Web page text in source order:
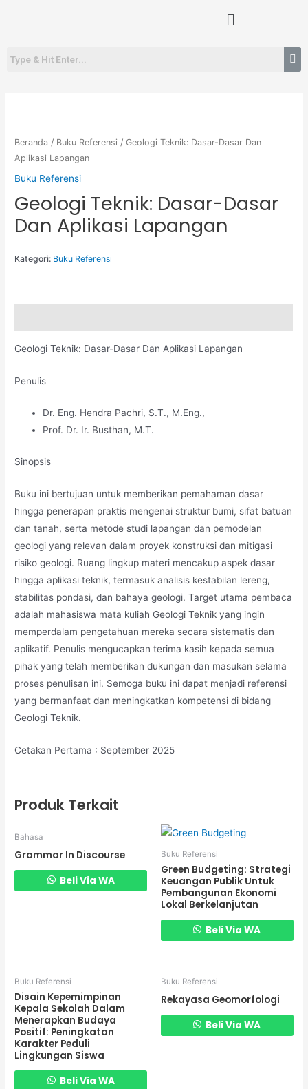
Menu
Beranda / Buku Referensi / Geologi Teknik: Dasar-Dasar Dan
Aplikasi Lapangan
Buku Referensi
Geologi Teknik: Dasar-Dasar
Dan Aplikasi Lapangan
Kategori: Buku Referensi
Geologi Teknik: Dasar-Dasar Dan Aplikasi Lapangan
Penulis
Dr. Eng. Hendra Pachri, S.T., M.Eng.,
Prof. Dr. Ir. Busthan, M.T.
Sinopsis
Buku ini bertujuan untuk memberikan pemahaman dasar
hingga penerapan praktis mengenai struktur bumi, sifat batuan
dan tanah, serta metode studi lapangan dan pemodelan
geologi yang relevan dalam proyek konstruksi dan mitigasi
risiko geologi. Ruang lingkup materi mencakup aspek dasar
hingga aplikasi teknik, termasuk analisis kestabilan lereng,
stabilitas pondasi, dan bahaya geologi. Target utama pembaca
adalah mahasiswa mata kuliah Geologi Teknik yang ingin
memperdalam pengetahuan mereka secara sistematis dan
aplikatif. Penulis mengucapkan terima kasih kepada semua
pihak yang telah memberikan dukungan dan masukan selama
proses penulisan ini. Semoga buku ini dapat menjadi referensi
yang bermanfaat dan meningkatkan kompetensi di bidang
Geologi Teknik.
Cetakan Pertama : September 2025
Produk Terkait
Bahasa
Grammar In Discourse
Beli Via WA
Buku Referensi
Green Budgeting: Strategi
Keuangan Publik Untuk
Pembangunan Ekonomi
Lokal Berkelanjutan
Beli Via WA
Buku Referensi
Disain Kepemimpinan
Kepala Sekolah Dalam
Menerapkan Budaya
Positif: Peningkatan
Karakter Peduli
Lingkungan Siswa
Beli Via WA
Buku Referensi
Rekayasa Geomorfologi
Beli Via WA